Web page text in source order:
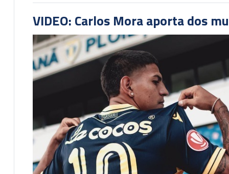
VIDEO: Carlos Mora aporta dos